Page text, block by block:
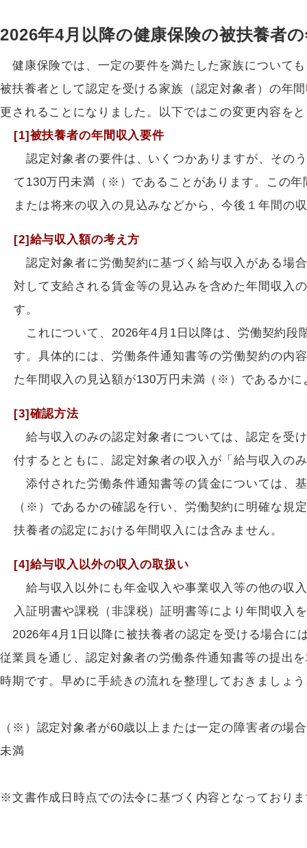
2026年4月以降の健康保険の被扶養者
健康保険では、一定の要件を満たした家族について
被扶養者として認定を受ける家族（認定対象者）の年
更されることになりました。以下ではこの変更内容を
[1]被扶養者の年間収入要件
認定対象者の要件は、いくつかありますが、その
て130万円未満（※）であることがあります。この
または将来の収入の見込みなどから、今後１年間の
[2]給与収入額の考え方
認定対象者に労働契約に基づく給与収入がある場
対して支給される賃金等の見込みを含めた年間収入
す。
これについて、2026年4月1日以降は、労働契約段
す。具体的には、労働条件通知書等の労働契約の内
た年間収入の見込額が130万円未満（※）であるかに
[3]確認方法
給与収入のみの認定対象者については、認定を受
付するとともに、認定対象者の収入が「給与収入の
添付された労働条件通知書等の賃金については、
（※）であるかの確認を行い、労働契約に明確な規
扶養者の認定における年間収入には含みません。
[4]給与収入以外の収入の取扱い
給与収入以外にも年金収入や事業収入等の他の収
入証明書や課税（非課税）証明書等により年間収入
2026年4月1日以降に被扶養者の認定を受ける場合に
従業員を通じ、認定対象者の労働条件通知書等の提出
時期です。早めに手続きの流れを整理しておきましょ
（※）認定対象者が60歳以上または一定の障害者の場
未満
※文書作成日時点での法令に基づく内容となっており